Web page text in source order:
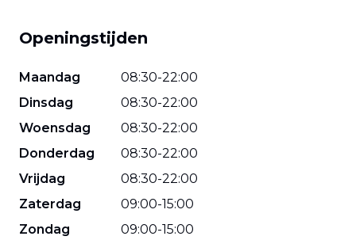
Openingstijden
Maandag 08:30-22:00
Dinsdag
08:30-22:00
Woensdag
08:30-22:00
Donderdag
08:30-22:00
Vrijdag
08:30-22:00
Zaterdag
09:00-15:00
Zondag
09:00-15:00